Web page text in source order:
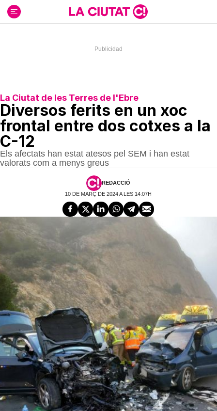
contenido
La Ciutat de les Terres de l'Ebre
Diversos ferits en un xoc
frontal entre dos cotxes a la
C-12
Els afectats han estat atesos pel SEM i han estat
valorats com a menys greus
REDACCIÓ
10 DE MARÇ DE 2024 A LES 14:07H